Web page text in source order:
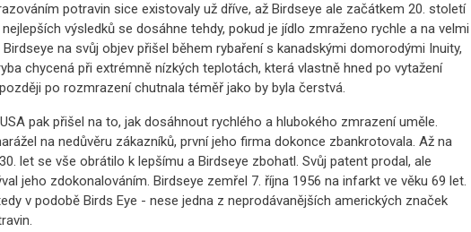
potravin sice existovaly už dříve, až Birdseye ale začátkem 20. století
výsledků se dosáhne tehdy, pokud je jídlo zmraženo rychle a na velmi
na svůj objev přišel během rybaření s kanadskými domorodými Inuity,
chycená při extrémně nízkých teplotách, která vlastně hned po vytažení
po rozmrazení chutnala téměř jako by byla čerstvá.
pak přišel na to, jak dosáhnout rychlého a hlubokého zmrazení uměle.
na nedůvěru zákazníků, první jeho firma dokonce zbankrotovala. Až na
let se vše obrátilo k lepšímu a Birdseye zbohatl. Svůj patent prodal, ale
jeho zdokonalováním. Birdseye zemřel 7. října 1956 na infarkt ve věku 69 let.
v podobě Birds Eye - nese jedna z neprodávanějších amerických značek